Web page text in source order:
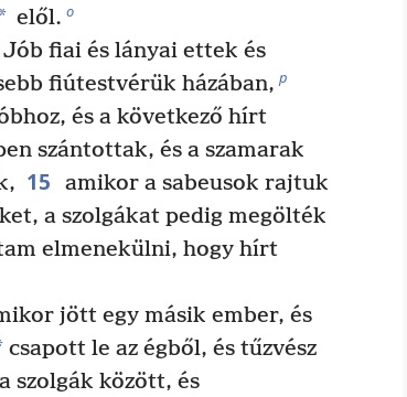
elől. o
fiai és lányai ettek és
fiútestvérük házában, p
és a következő hírt
szántottak, és a szamarak
15
amikor a sabeusok rajtuk
a szolgákat pedig megölték
elmenekülni, hogy hírt
jött egy másik ember, és
csapott le az égből, és tűzvész
szolgák között, és